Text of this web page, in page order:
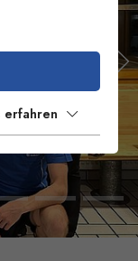
erfahren